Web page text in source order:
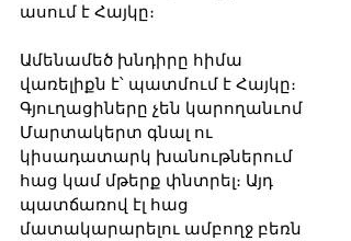
ասում է Հայկը։
Ամենամեծ խնդիրը հիմա
վառելիքն է՝ պատմում է Հայկը։
Գյուղացիները չեն կարողանւոմ
Մարտակերտ գնալ ու
կիսադատարկ խանութներում
հաց կամ մթերք փնտրել։ Այդ
պատճառով էլ հաց
մատակարարելու ամբողջ բեռն